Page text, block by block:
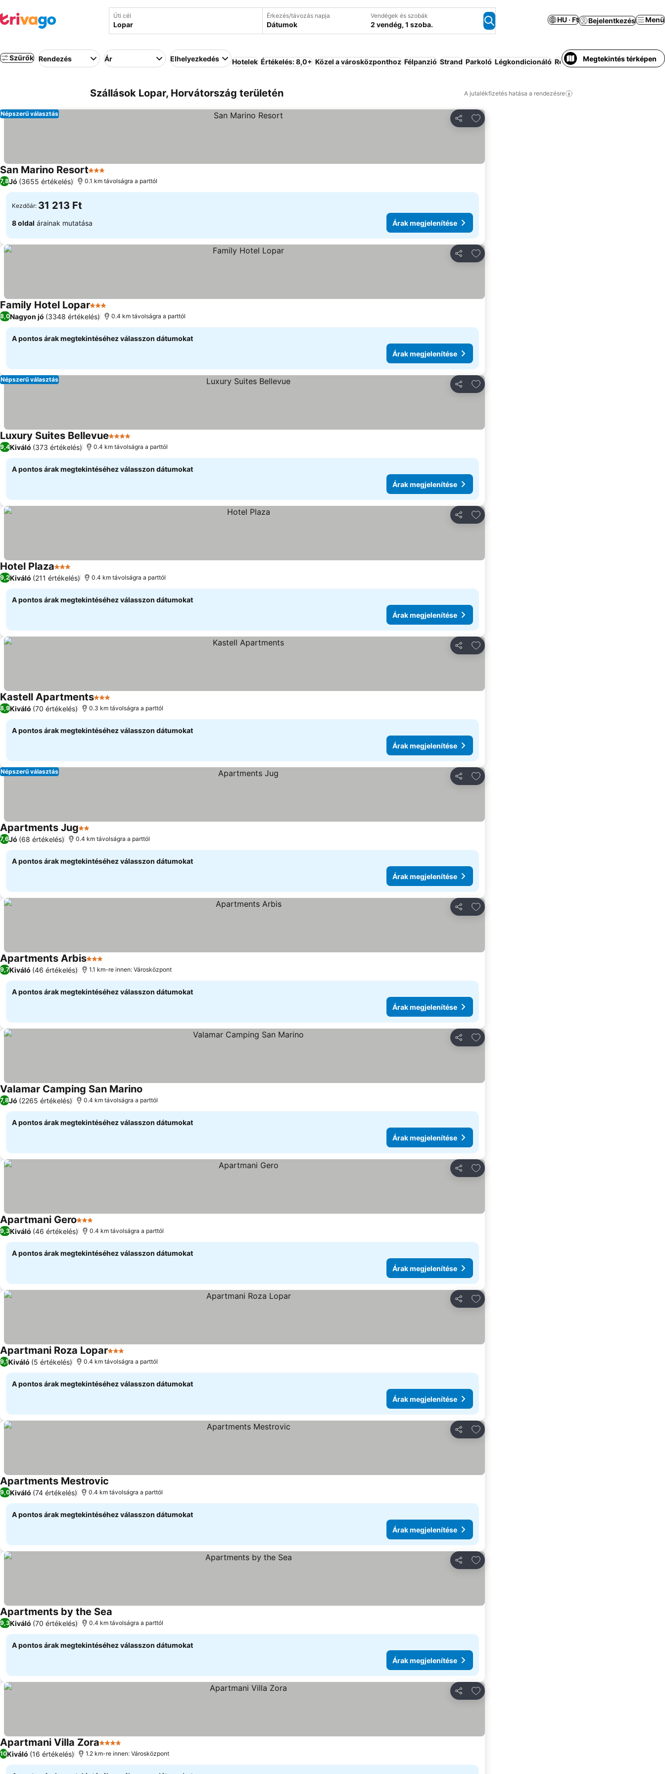
Úti cél Érkezés/távozás napja
Dátumok
Vendégek és szobák
2 vendég, 1 szoba.
HU · Ft Bejelentkezés Menü
Szűrők Rendezés Ár Elhelyezkedés Hotelek Értékelés: 8,0+ Közel a városközponthoz Félpanzió Strand Parkoló Légkondicionáló Reggeli az árban Kiadó ház/
Megtekintés térképen
Szállások Lopar, Horvátország területén A jutalékfizetés hatása a rendezésre
Megosztás
Hozzáadás a kedvencekhez
Népszerű választás
San Marino Resort3 Kategória
7,8Jó (3655 értékelés) 0.1 km távolságra a parttól
Kezdőár: 31 213 Ft
8 oldal árainak mutatása Árak megjelenítése
Megosztás
Hozzáadás a kedvencekhez
Family Hotel Lopar3 Kategória
8,0Nagyon jó (3348 értékelés) 0.4 km távolságra a parttól
A pontos árak megtekintéséhez válasszon dátumokat
Árak megjelenítése
Megosztás
Hozzáadás a kedvencekhez
Népszerű választás
Luxury Suites Bellevue4 Kategória
9,4Kiváló (373 értékelés) 0.4 km távolságra a parttól
A pontos árak megtekintéséhez válasszon dátumokat
Árak megjelenítése
Megosztás
Hozzáadás a kedvencekhez
Hotel Plaza3 Kategória
9,2Kiváló (211 értékelés) 0.4 km távolságra a parttól
A pontos árak megtekintéséhez válasszon dátumokat
Árak megjelenítése
Megosztás
Hozzáadás a kedvencekhez
Kastell Apartments3 Kategória
8,9Kiváló (70 értékelés) 0.3 km távolságra a parttól
A pontos árak megtekintéséhez válasszon dátumokat
Árak megjelenítése
Megosztás
Hozzáadás a kedvencekhez
Népszerű választás
Apartments Jug2 Kategória
7,6Jó (68 értékelés) 0.4 km távolságra a parttól
A pontos árak megtekintéséhez válasszon dátumokat
Árak megjelenítése
Megosztás
Hozzáadás a kedvencekhez
Apartments Arbis3 Kategória
9,7Kiváló (46 értékelés) 1.1 km-re innen: Városközpont
A pontos árak megtekintéséhez válasszon dátumokat
Árak megjelenítése
Megosztás
Hozzáadás a kedvencekhez
Valamar Camping San Marino
7,8Jó (2265 értékelés) 0.4 km távolságra a parttól
A pontos árak megtekintéséhez válasszon dátumokat
Árak megjelenítése
Megosztás
Hozzáadás a kedvencekhez
Apartmani Gero3 Kategória
9,3Kiváló (46 értékelés) 0.4 km távolságra a parttól
A pontos árak megtekintéséhez válasszon dátumokat
Árak megjelenítése
Megosztás
Hozzáadás a kedvencekhez
Apartmani Roza Lopar3 Kategória
9,1Kiváló (5 értékelés) 0.4 km távolságra a parttól
A pontos árak megtekintéséhez válasszon dátumokat
Árak megjelenítése
Megosztás
Hozzáadás a kedvencekhez
Apartments Mestrovic
9,0Kiváló (74 értékelés) 0.4 km távolságra a parttól
A pontos árak megtekintéséhez válasszon dátumokat
Árak megjelenítése
Megosztás
Hozzáadás a kedvencekhez
Apartments by the Sea
9,3Kiváló (70 értékelés) 0.4 km távolságra a parttól
A pontos árak megtekintéséhez válasszon dátumokat
Árak megjelenítése
Megosztás
Hozzáadás a kedvencekhez
Apartmani Villa Zora4 Kategória
10Kiváló (16 értékelés) 1.2 km-re innen: Városközpont